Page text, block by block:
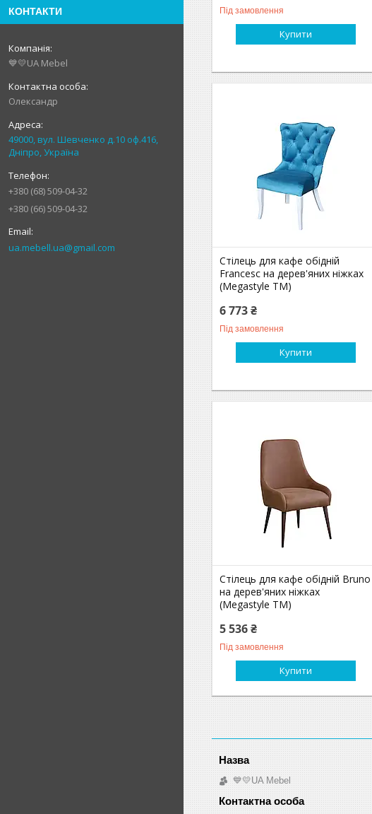
КОНТАКТИ
💙💛UA Mebel
Олександр
49000, вул. Шевченко д.10 оф.416,
Дніпро, Україна
+380 (68) 509-04-32
+380 (66) 509-04-32
ua.mebell.ua@gmail.com
Під замовлення
Купити
Стілець для кафе обідній
Francesc на дерев'яних ніжках
(Megastyle ТМ)
6 773 ₴
Під замовлення
Купити
Стілець для кафе обідній Bruno
на дерев'яних ніжках
(Megastyle ТМ)
5 536 ₴
Під замовлення
Купити
💙💛UA Mebel